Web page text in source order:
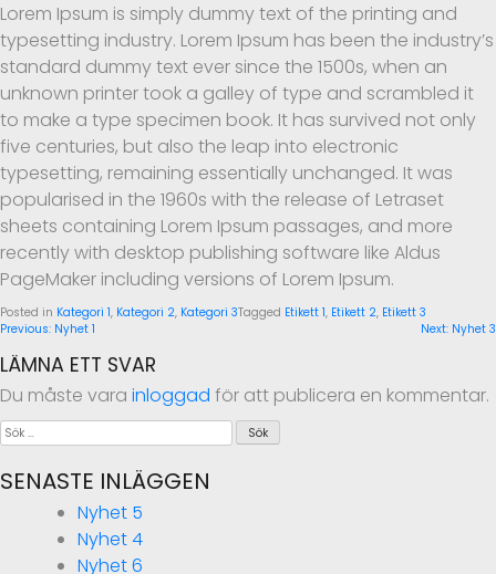
Lorem Ipsum is simply dummy text of the printing and
typesetting industry. Lorem Ipsum has been the industry’s
standard dummy text ever since the 1500s, when an
unknown printer took a galley of type and scrambled it
to make a type specimen book. It has survived not only
five centuries, but also the leap into electronic
typesetting, remaining essentially unchanged. It was
popularised in the 1960s with the release of Letraset
sheets containing Lorem Ipsum passages, and more
recently with desktop publishing software like Aldus
PageMaker including versions of Lorem Ipsum.
Posted in Kategori 1, Kategori 2, Kategori 3Tagged Etikett 1, Etikett 2, Etikett 3
INLÄGGSNAVIGERING
Previous: Nyhet 1 Next: Nyhet 3
LÄMNA ETT SVAR
Du måste vara inloggad för att publicera en kommentar.
Sök
efter:
SENASTE INLÄGGEN
Nyhet 5
Nyhet 4
Nyhet 6